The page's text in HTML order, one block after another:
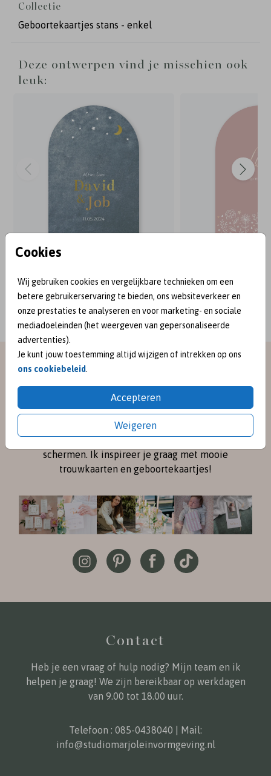
Cookies
Wij gebruiken cookies en vergelijkbare technieken om een
betere gebruikerservaring te bieden, ons websiteverkeer en
onze prestaties te analyseren en voor marketing- en sociale
mediadoeleinden (het weergeven van gepersonaliseerde
advertenties).
Je kunt jouw toestemming altijd wijzigen of intrekken op ons
ons cookiebeleid
Accepteren
Weigeren
Collectie
Geboortekaartjes stans - enkel
Deze ontwerpen vind je misschien ook
leuk:
BEKEND VAN:
meet me on
SOCIAL MEDIA
Instagramen
nieuwste ontwerpen en een kijkje achter de
schermen. Ik inspireer je graag met mooie
trouwkaarten en geboortekaartjes!
Contact
Heb je een vraag of hulp nodig? Mijn team en ik
helpen je graag! We zijn bereikbaar op werkdagen
van 9.00 tot 18.00 uur.
Telefoon : 085-0438040 | Mail:
info@studiomarjoleinvormgeving.nl